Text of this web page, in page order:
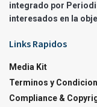
integrado por
interesados en la
Links Rapidos
Media Kit
Terminos y
Compliance &